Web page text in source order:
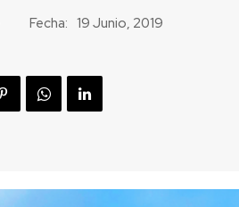
Fecha: 19 Junio, 2019